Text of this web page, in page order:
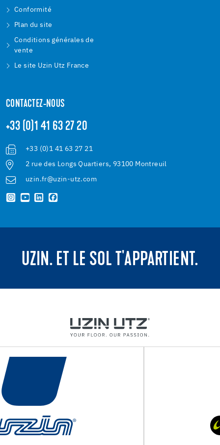
Conformité
Plan du site
Conditions générales de
vente
Le site Uzin Utz France
CONTACTEZ-NOUS
+33 (0)1 41 63 27 20
+33 (0)1 41 63 27 21
2 rue des Longs Quartiers, 93100 Montreuil
uzin.fr@uzin-utz.com
UZIN. ET LE SOL T'APPARTIENT.